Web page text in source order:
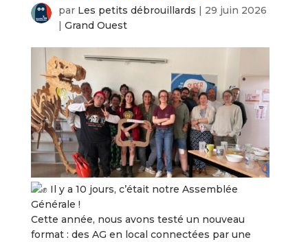
par Les petits débrouillards | 29 juin 2026
| Grand Ouest
Il y a 10 jours, c’était notre Assemblée
Générale !
Cette année, nous avons testé un nouveau
format : des AG en local connectées par une